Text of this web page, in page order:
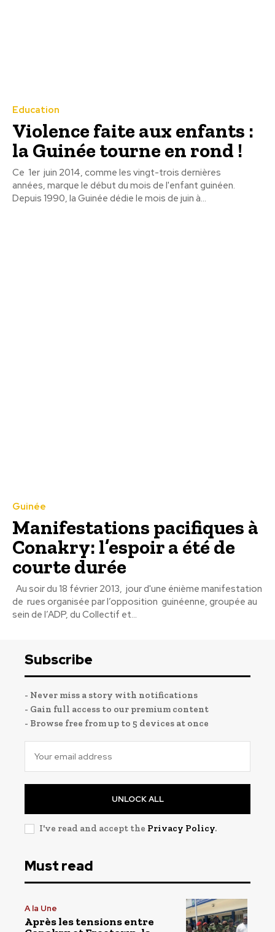
Education
Violence faite aux enfants :
la Guinée tourne en rond !
Ce 1er juin 2014, comme les vingt-trois dernières
années, marque le début du mois de l'enfant guinéen.
Depuis 1990, la Guinée dédie le mois de juin à...
Guinée
Manifestations pacifiques à
Conakry: l’espoir a été de
courte durée
de rues organisée par l’opposition guinéenne, groupée au
sein de l’ADP, du Collectif et...
Subscribe
- Never miss a story with notifications
- Gain full access to our premium content
- Browse free from up to 5 devices at once
UNLOCK ALL
I've read and accept the Privacy Policy.
Must read
A la Une
Après les tensions entre